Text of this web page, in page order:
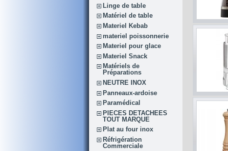
Linge de table
Matériel de table
Materiel Kebab
materiel poissonnerie
Materiel pour glace
Materiel Snack
Matériels de
Préparations
NEUTRE INOX
Panneaux-ardoise
Paramédical
PIECES DETACHEES
TOUT MARQUE
Plat au four inox
Réfrigération
Commerciale